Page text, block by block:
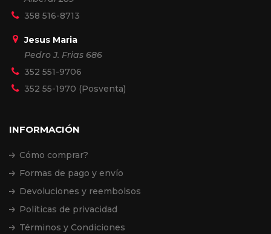
358 516-8713
Jesus Maria
Pedro J. Frias 686
352 551-9706
352 55-1970 (Posventa)
INFORMACIÓN
Cómo comprar?
Formas de pago y envío
Devoluciones y reembolsos
Políticas de privacidad
Términos y Condiciones